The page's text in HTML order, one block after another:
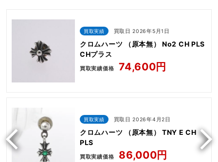
買取実績 買取日 2026年5月1日
クロムハーツ （原本無） No2 CH PLS
CHプラス
買取実績価格 74,600円
買取実績 買取日 2026年4月2日
クロムハーツ （原本無） TNY E CH
PLS
買取実績価格 86,000円